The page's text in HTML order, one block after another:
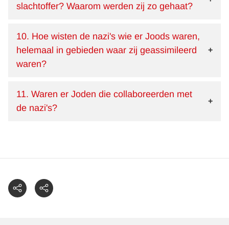
slachtoffer? Waarom werden zij zo gehaat?
10. Hoe wisten de nazi's wie er Joods waren,
helemaal in gebieden waar zij geassimileerd
waren?
11. Waren er Joden die collaboreerden met
de nazi's?